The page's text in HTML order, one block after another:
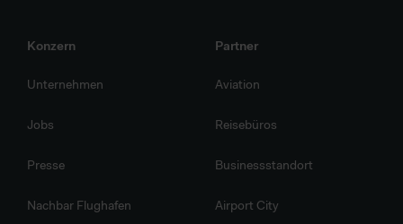
Konzern
Unternehmen
Jobs
Presse
Nachbar Flughafen
Partner
Aviation
Reisebüros
Businessstandort
Airport City